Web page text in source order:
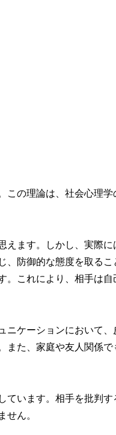
この理論は、社会心理学
えます。しかし、実際に
、防御的な態度を取るこ
。これにより、相手は自
ニケーションにおいて、
また、家庭や友人関係で
ています。相手を批判す
せん。